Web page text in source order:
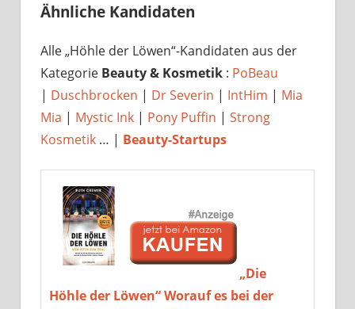
Ähnliche Kandidaten
Alle „Höhle der Löwen“-Kandidaten aus der
Kategorie Beauty & Kosmetik : PoBeau
| Duschbrocken | Dr Severin | IntHim | Mia
Mia | Mystic Ink | Pony Puffin | Strong
Kosmetik … | Beauty-Startups
„Die
Höhle der Löwen“ Worauf es bei der